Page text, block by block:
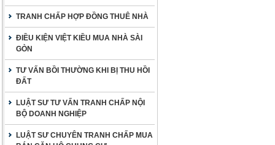
TRANH CHẤP HỢP ĐỒNG THUÊ NHÀ
ĐIỀU KIỆN VIỆT KIỀU MUA NHÀ SÀI
GÒN
TƯ VẤN BỒI THƯỜNG KHI BỊ THU HỒI
ĐẤT
LUẬT SƯ TƯ VẤN TRANH CHẤP NỘI
BỘ DOANH NGHIỆP
LUẬT SƯ CHUYÊN TRANH CHẤP MUA